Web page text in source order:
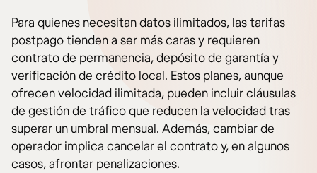
Para quienes necesitan datos ilimitados, las tarifas
postpago tienden a ser más caras y requieren
contrato de permanencia, depósito de garantía y
verificación de crédito local. Estos planes, aunque
ofrecen velocidad ilimitada, pueden incluir cláusulas
de gestión de tráfico que reducen la velocidad tras
superar un umbral mensual. Además, cambiar de
operador implica cancelar el contrato y, en algunos
casos, afrontar penalizaciones.